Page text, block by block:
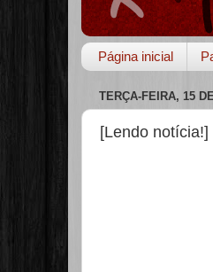
Página inicial
TERÇA-FEIRA, 15
[Lendo